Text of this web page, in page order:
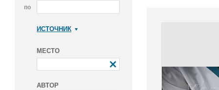
по
ИСТОЧНИК
МЕСТО
АВТОР